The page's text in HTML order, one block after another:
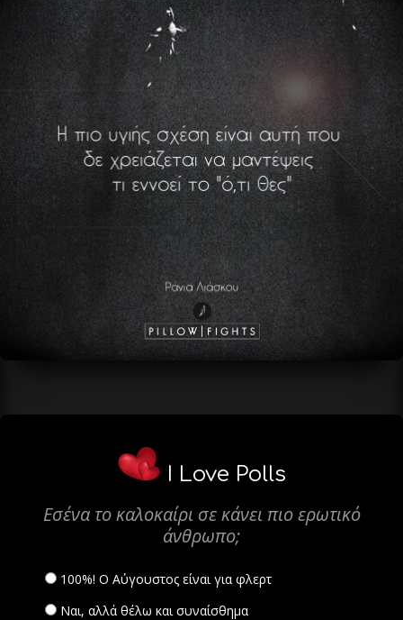
I Love Polls
Εσένα το καλοκαίρι σε κάνει πιο ερωτικό
άνθρωπο;
100%! Ο Αύγουστος είναι για φλερτ
Ναι, αλλά θέλω και συναίσθημα